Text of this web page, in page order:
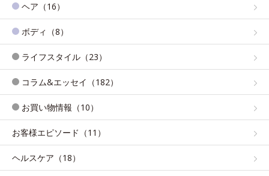
ヘア（16）
ボディ（8）
ライフスタイル（23）
コラム&エッセイ（182）
お買い物情報（10）
お客様エピソード（11）
ヘルスケア（18）